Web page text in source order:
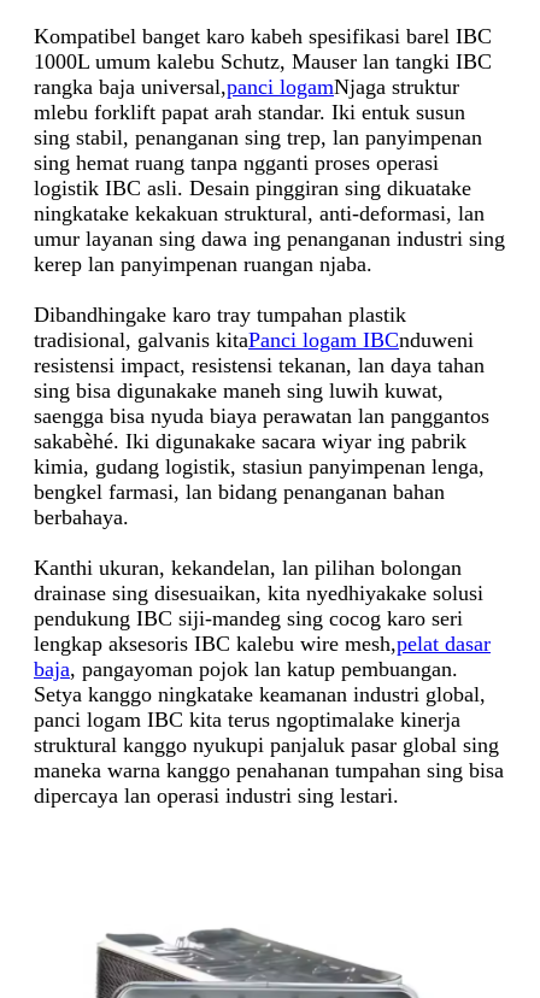
Kompatibel banget karo kabeh spesifikasi barel IBC
1000L umum kalebu Schutz, Mauser lan tangki IBC
rangka baja universal,panci logamNjaga struktur
mlebu forklift papat arah standar. Iki entuk susun
sing stabil, penanganan sing trep, lan panyimpenan
sing hemat ruang tanpa ngganti proses operasi
logistik IBC asli. Desain pinggiran sing dikuatake
ningkatake kekakuan struktural, anti-deformasi, lan
umur layanan sing dawa ing penanganan industri sing
kerep lan panyimpenan ruangan njaba.
Dibandhingake karo tray tumpahan plastik
tradisional, galvanis kitaPanci logam IBCnduweni
resistensi impact, resistensi tekanan, lan daya tahan
sing bisa digunakake maneh sing luwih kuwat,
saengga bisa nyuda biaya perawatan lan panggantos
sakabèhé. Iki digunakake sacara wiyar ing pabrik
kimia, gudang logistik, stasiun panyimpenan lenga,
bengkel farmasi, lan bidang penanganan bahan
berbahaya.
Kanthi ukuran, kekandelan, lan pilihan bolongan
drainase sing disesuaikan, kita nyedhiyakake solusi
pendukung IBC siji-mandeg sing cocog karo seri
lengkap aksesoris IBC kalebu wire mesh,pelat dasar
baja, pangayoman pojok lan katup pembuangan.
Setya kanggo ningkatake keamanan industri global,
panci logam IBC kita terus ngoptimalake kinerja
struktural kanggo nyukupi panjaluk pasar global sing
maneka warna kanggo penahanan tumpahan sing bisa
dipercaya lan operasi industri sing lestari.